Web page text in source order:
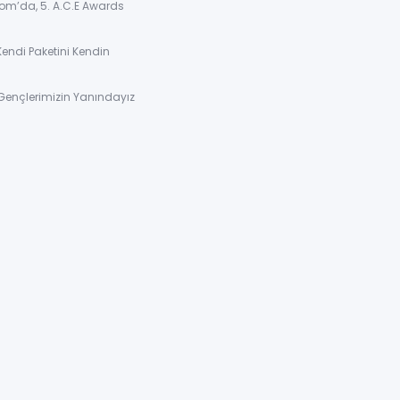
5. A.C.E Awards
Paketini Kendin
Yanındayız